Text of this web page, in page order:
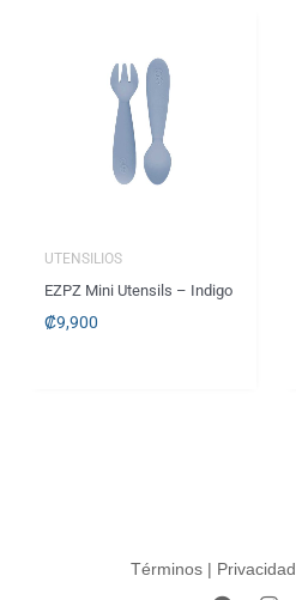
UTENSILIOS
EZPZ Mini Utensils – Indigo
₡9,900
Términos | Privacidad
F I